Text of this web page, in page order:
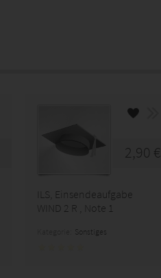
2,90 €
ILS, Einsendeaufgabe
WIND 2 R , Note 1
Sonstiges